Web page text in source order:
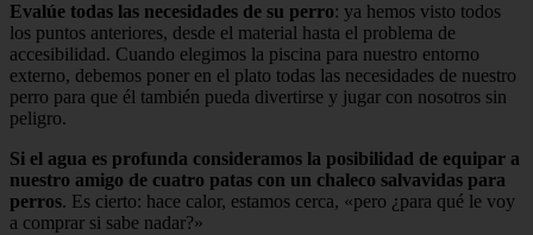
Evalúe todas las necesidades de su perro: ya hemos visto todos
los puntos anteriores, desde el material hasta el problema de
accesibilidad. Cuando elegimos la piscina para nuestro entorno
externo, debemos poner en el plato todas las necesidades de nuestro
perro para que él también pueda divertirse y jugar con nosotros sin
peligro.
Si el agua es profunda consideramos la posibilidad de equipar a
nuestro amigo de cuatro patas con un chaleco salvavidas para
perros. Es cierto: hace calor, estamos cerca, «pero ¿para qué le voy
a comprar si sabe nadar?»